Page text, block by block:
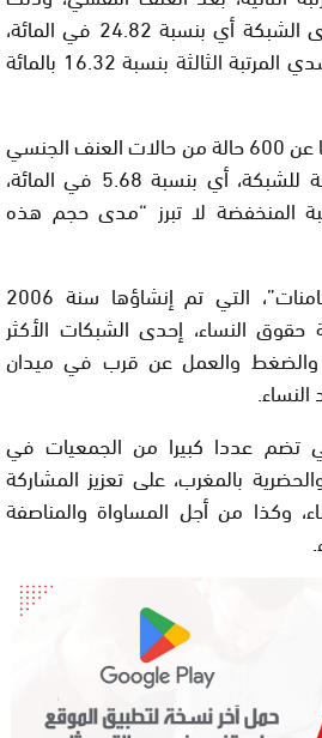
بـ2621 حالة مصرح بها لدى الشبكة أي بنسبة 24.82 في المائة،
في حين يحتل العنف الجسدي المرتبة الثالثة بنسبة 16.32 بالمائة
وأضافت أنه تم الإبلاغ أيضا عن 600 حالة من حالات العنف الجنسي
لدى مختلف المراكز التابعة للشبكة، أي بنسبة 5.68 في المائة،
المنخفضة لا تبرز “مدى حجم هذه
وتعتبر شبكة “نساء متضامنات”، التي تم إنشاؤها سنة 2006
حقوق النساء، إحدى الشبكات الأكثر
والضغط والعمل عن قرب في ميدان
تضم عددا كبيرا من الجمعيات في
بالمغرب، على تعزيز المشاركة
وكذا من أجل المساواة والمناصفة